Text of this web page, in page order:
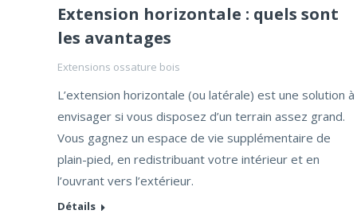
Extension horizontale : quels sont
les avantages
Extensions ossature bois
L’extension horizontale (ou latérale) est une solution à
envisager si vous disposez d’un terrain assez grand.
Vous gagnez un espace de vie supplémentaire de
plain-pied, en redistribuant votre intérieur et en
l’ouvrant vers l’extérieur.
Détails